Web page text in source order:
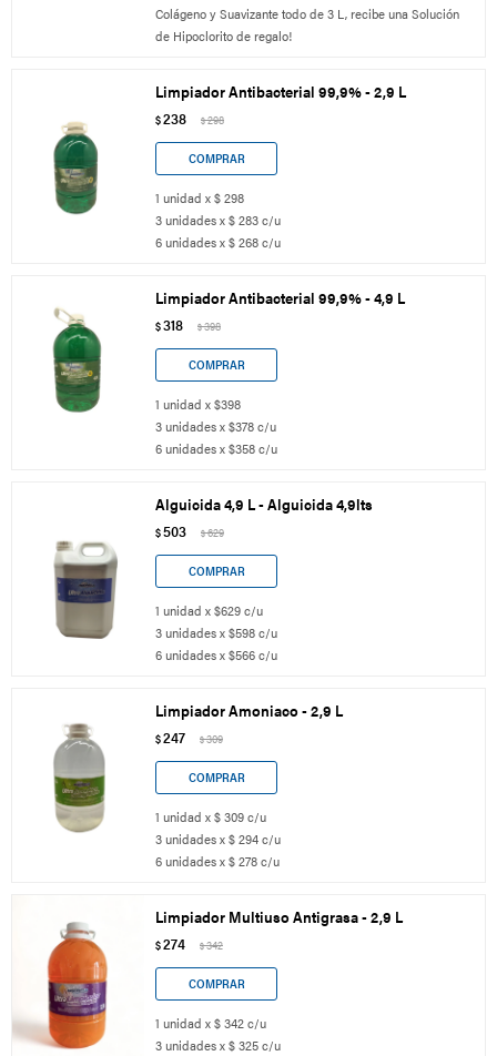
Colágeno y Suavizante todo de 3 L, recibe una Solución
de Hipoclorito de regalo!
Limpiador Antibacterial 99,9% - 2,9 L
$238 $298
1 unidad x $ 298
3 unidades x $ 283 c/u
6 unidades x $ 268 c/u
Limpiador Antibacterial 99,9% - 4,9 L
$318 $398
1 unidad x $398
3 unidades x $378 c/u
6 unidades x $358 c/u
Alguicida 4,9 L - Alguicida 4,9lts
$503 $629
1 unidad x $629 c/u
3 unidades x $598 c/u
6 unidades x $566 c/u
Limpiador Amoniaco - 2,9 L
$247 $309
1 unidad x $ 309 c/u
3 unidades x $ 294 c/u
6 unidades x $ 278 c/u
Limpiador Multiuso Antigrasa - 2,9 L
$274 $342
1 unidad x $ 342 c/u
3 unidades x $ 325 c/u